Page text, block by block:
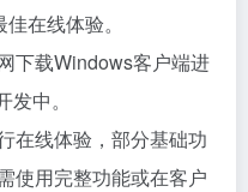
在线体验。
下载Windows客户端进
中。
在线体验，部分基础功
使用完整功能或在客户